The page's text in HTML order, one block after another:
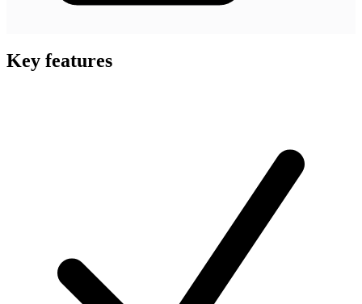
Key features